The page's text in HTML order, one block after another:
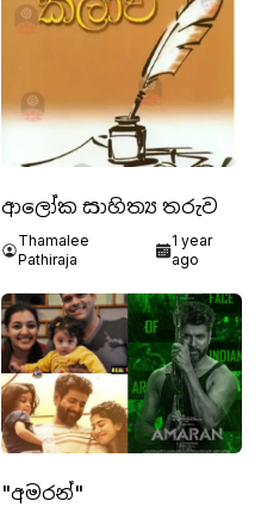
ආලෝක සාහිත්‍ය තරුව
Thamalee
Pathiraja
1 year
ago
"අමරන්"